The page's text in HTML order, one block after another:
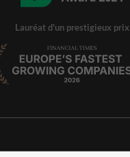
Lauréat d'un prestigieux prix